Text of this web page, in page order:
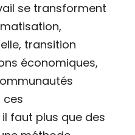
se transforment
transition
économiques,
ces
faut plus que des